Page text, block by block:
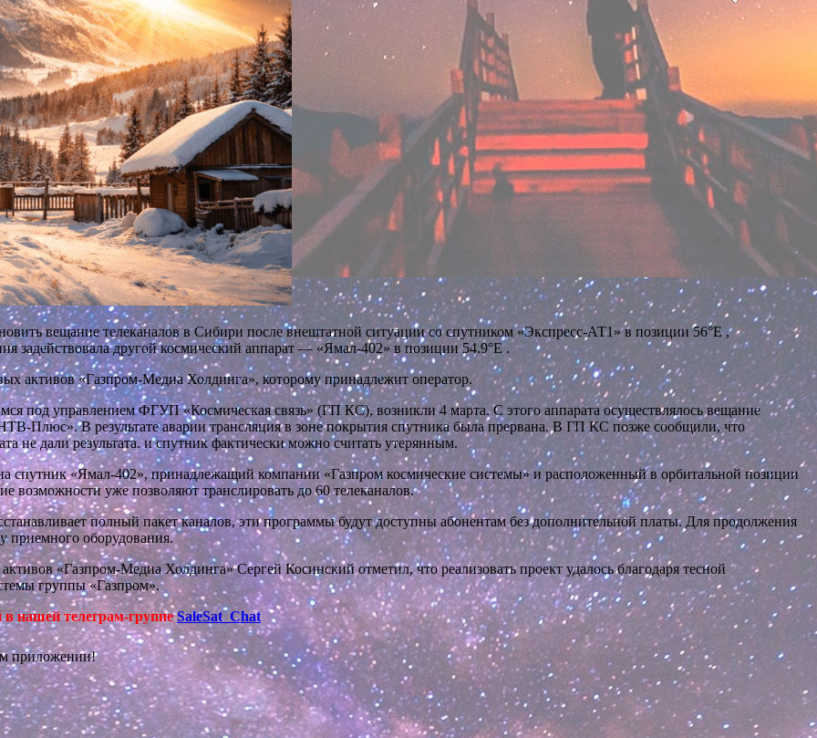
вещание телеканалов в Сибири после внештатной ситуации со спутником «Экспресс-АТ1» в позиции 56°E ,
задействовала другой космический аппарат — «Ямал-402» в позиции 54.9°E .
активов «Газпром-Медиа Холдинга», которому принадлежит оператор.
под управлением ФГУП «Космическая связь» (ГП КС), возникли 4 марта. С этого аппарата осуществлялось вещание
Плюс». В результате аварии трансляция в зоне покрытия спутника была прервана. В ГП КС позже сообщили, что
не дали результата, и спутник фактически можно считать утерянным.
спутник «Ямал-402», принадлежащий компании «Газпром космические системы» и расположенный в орбитальной позиции
возможности уже позволяют транслировать до 60 телеканалов.
полный пакет каналов, эти программы будут доступны абонентам без дополнительной платы. Для продолжения
приемного оборудования.
«Газпром-Медиа Холдинга» Сергей Косинский отметил, что реализовать проект удалось благодаря тесной
группы «Газпром».
нашей телеграм-группе SaleSat_Chat
приложении!